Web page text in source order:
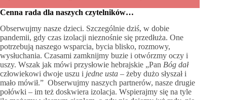
Cenna rada dla naszych czytelników…
Obserwujmy nasze dzieci. Szczególnie dziś, w dobie
pandemii, gdy czas izolacji nieznośnie się przedłuża. One
potrzebują naszego wsparcia, bycia blisko, rozmowy,
wysłuchania. Czasami zamknijmy buzie i otwórzmy oczy i
uszy. Wszak jak mówi przysłowie hebrajskie „Pan Bóg dał
człowiekowi dwoje uszu i jedne usta – żeby dużo słyszał i
mało mówił.” Obserwujmy naszych partnerów, nasze drugie
połówki – im też doskwiera izolacja. Wspierajmy się na tyle